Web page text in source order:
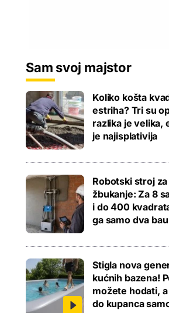
Sam svoj majstor
Koliko košta
estriha? Tri su
razlika je velika,
je najisplativija
Robotski stroj za
žbukanje: Za 8
i do 400
ga samo dva
Stigla nova
kućnih bazena!
možete hodati,
do kupanca